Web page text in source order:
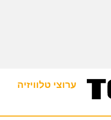
ערוצי טלוויזיה